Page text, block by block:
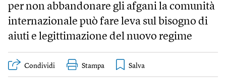
per non abbandonare gli afgani la comunità
internazionale può fare leva sul bisogno di
aiuti e legittimazione del nuovo regime
Condividi Stampa